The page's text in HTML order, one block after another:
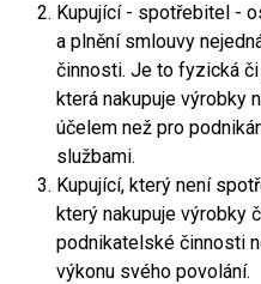
Kupující - spotřebitel -
a plnění smlouvy
činnosti. Je to fyzická
která nakupuje výrobky
účelem než pro
službami.
Kupující, který není
který nakupuje výrobky
podnikatelské činnosti
výkonu svého povolání.